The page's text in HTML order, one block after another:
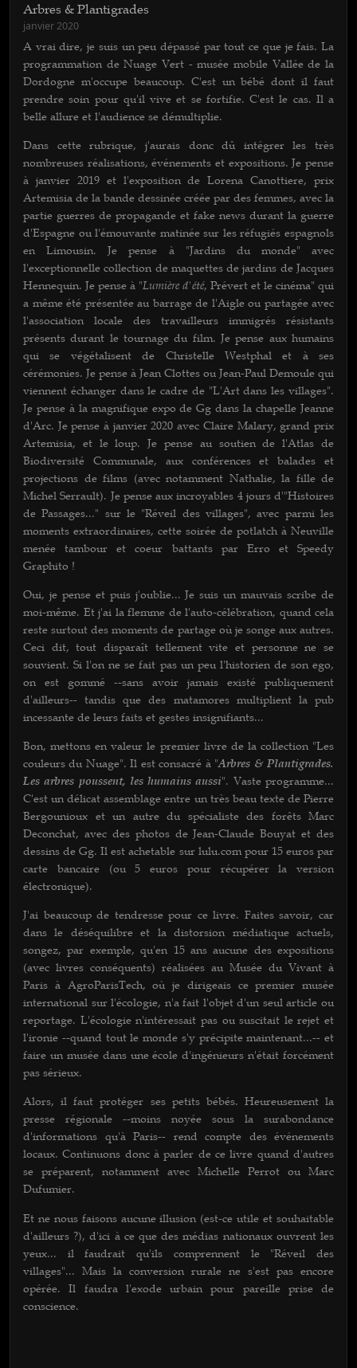
Arbres & Plantigrades
janvier 2020
A vrai dire, je suis un peu dépassé par tout ce que je fais. La
programmation de Nuage Vert - musée mobile Vallée de la
Dordogne m'occupe beaucoup. C'est un bébé dont il faut
prendre soin pour qu'il vive et se fortifie. C'est le cas. Il a
belle allure et l'audience se démultiplie.
Dans cette rubrique, j'aurais donc dû intégrer les très
nombreuses réalisations, événements et expositions. Je pense
à janvier 2019 et l'exposition de Lorena Canottiere, prix
Artemisia de la bande dessinée créée par des femmes, avec la
partie guerres de propagande et fake news durant la guerre
d'Espagne ou l'émouvante matinée sur les réfugiés espagnols
en Limousin. Je pense à "Jardins du monde" avec
l'exceptionnelle collection de maquettes de jardins de Jacques
Hennequin. Je pense à "Lumière d'été, Prévert et le cinéma" qui
a même été présentée au barrage de l'Aigle ou partagée avec
l'association locale des travailleurs immigrés résistants
présents durant le tournage du film. Je pense aux humains
qui se végétalisent de Christelle Westphal et à ses
cérémonies. Je pense à Jean Clottes ou Jean-Paul Demoule qui
viennent échanger dans le cadre de "L'Art dans les villages".
Je pense à la magnifique expo de Gg dans la chapelle Jeanne
d'Arc. Je pense à janvier 2020 avec Claire Malary, grand prix
Artemisia, et le loup. Je pense au soutien de l'Atlas de
Biodiversité Communale, aux conférences et balades et
projections de films (avec notamment Nathalie, la fille de
Michel Serrault). Je pense aux incroyables 4 jours d'"Histoires
de Passages..." sur le "Réveil des villages", avec parmi les
moments extraordinaires, cette soirée de potlatch à Neuville
menée tambour et coeur battants par Erro et Speedy
Graphito !
Oui, je pense et puis j'oublie... Je suis un mauvais scribe de
moi-même. Et j'ai la flemme de l'auto-célébration, quand cela
reste surtout des moments de partage où je songe aux autres.
Ceci dit, tout disparaît tellement vite et personne ne se
souvient. Si l'on ne se fait pas un peu l'historien de son ego,
on est gommé --sans avoir jamais existé publiquement
d'ailleurs-- tandis que des matamores multiplient la pub
incessante de leurs faits et gestes insignifiants...
Bon, mettons en valeur le premier livre de la collection "Les
couleurs du Nuage". Il est consacré à "Arbres & Plantigrades.
Les arbres poussent, les humains aussi". Vaste programme...
C'est un délicat assemblage entre un très beau texte de Pierre
Bergounioux et un autre du spécialiste des forêts Marc
Deconchat, avec des photos de Jean-Claude Bouyat et des
dessins de Gg. Il est achetable sur lulu.com pour 15 euros par
carte bancaire (ou 5 euros pour récupérer la version
électronique).
J'ai beaucoup de tendresse pour ce livre. Faites savoir, car
dans le déséquilibre et la distorsion médiatique actuels,
songez, par exemple, qu'en 15 ans aucune des expositions
(avec livres conséquents) réalisées au Musée du Vivant à
Paris à AgroParisTech, où je dirigeais ce premier musée
international sur l'écologie, n'a fait l'objet d'un seul article ou
reportage. L'écologie n'intéressait pas ou suscitait le rejet et
l'ironie --quand tout le monde s'y précipite maintenant...-- et
faire un musée dans une école d'ingénieurs n'était forcément
pas sérieux.
Alors, il faut protéger ses petits bébés. Heureusement la
presse régionale --moins noyée sous la surabondance
d'informations qu'à Paris-- rend compte des événements
locaux. Continuons donc à parler de ce livre quand d'autres
se préparent, notamment avec Michelle Perrot ou Marc
Dufumier.
Et ne nous faisons aucune illusion (est-ce utile et souhaitable
d'ailleurs ?), d'ici à ce que des médias nationaux ouvrent les
yeux... il faudrait qu'ils comprennent le "Réveil des
villages"... Mais la conversion rurale ne s'est pas encore
opérée. Il faudra l'exode urbain pour pareille prise de
conscience.